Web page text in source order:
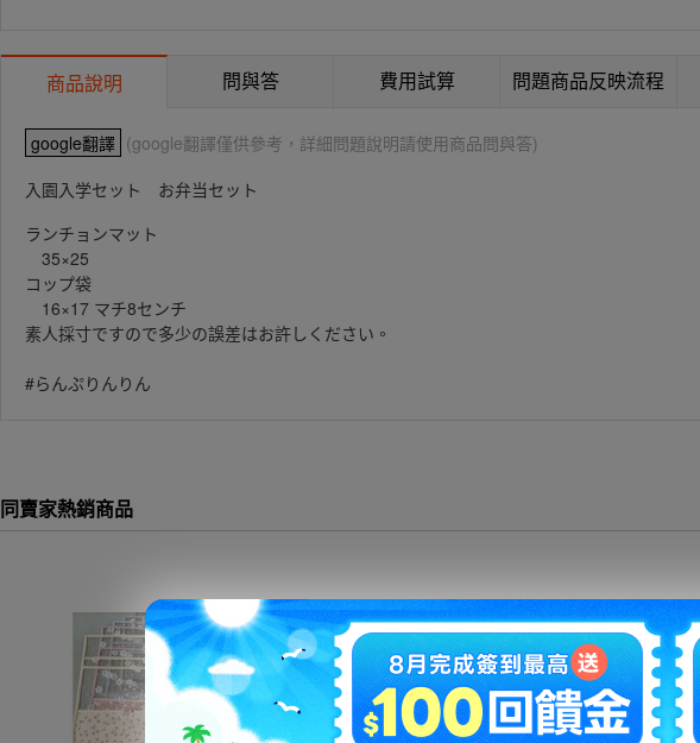
商品說明 問與答 費用試算 問題商品反映流程
google翻譯 (google翻譯僅供參考，詳細問題說明請使用商品問與答)
入園入学セット お弁当セット
ランチョンマット
35×25
コップ袋
16×17 マチ8センチ
素人採寸ですので多少の誤差はお許しください。
#らんぷりんりん
同賣家熱銷商品